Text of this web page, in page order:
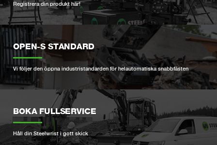
Registrera din produkt här!
OPEN-S STANDARD
Vi följer den öppna industristandarden för helautomatiska snabbfästen
BOKA FULLSERVICE
Håll din Steelwrist i gott skick